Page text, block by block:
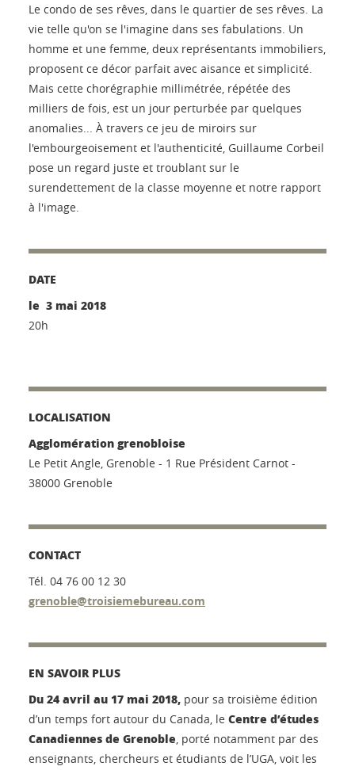
Le condo de ses rêves, dans le quartier de ses rêves. La
vie telle qu'on se l'imagine dans ses fabulations. Un
homme et une femme, deux représentants immobiliers,
proposent ce décor parfait avec aisance et simplicité.
Mais cette chorégraphie millimétrée, répétée des
milliers de fois, est un jour perturbée par quelques
anomalies... À travers ce jeu de miroirs sur
l'embourgeoisement et l'authenticité, Guillaume Corbeil
pose un regard juste et troublant sur le
surendettement de la classe moyenne et notre rapport
à l'image.
DATE
le 3 mai 2018
20h
LOCALISATION
Agglomération grenobloise
Le Petit Angle, Grenoble - 1 Rue Président Carnot -
38000 Grenoble
CONTACT
Tél. 04 76 00 12 30
grenoble@troisiemebureau.com
EN SAVOIR PLUS
Du 24 avril au 17 mai 2018, pour sa troisième édition
d’un temps fort autour du Canada, le Centre d’études
Canadiennes de Grenoble, porté notamment par des
enseignants, chercheurs et étudiants de l’UGA, voit les